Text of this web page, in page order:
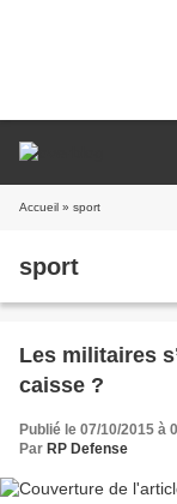
Accueil » sport
sport
Les militaires
caisse ?
Publié le 07/10/2015 à
Par RP Defense